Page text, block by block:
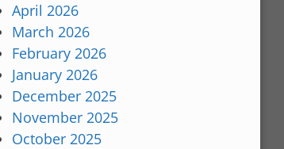
April 2026
March 2026
February 2026
January 2026
December 2025
November 2025
October 2025